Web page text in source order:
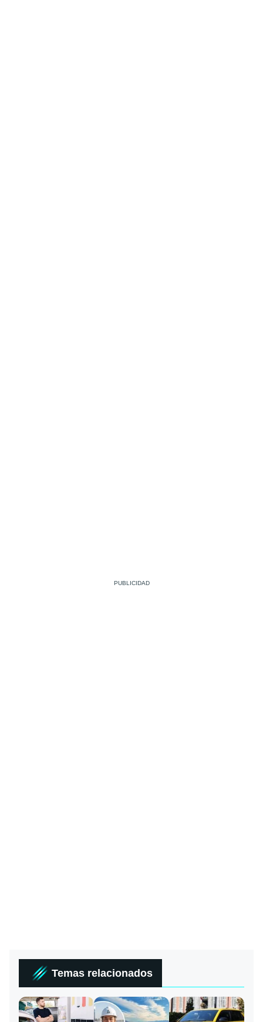
Temas relacionados